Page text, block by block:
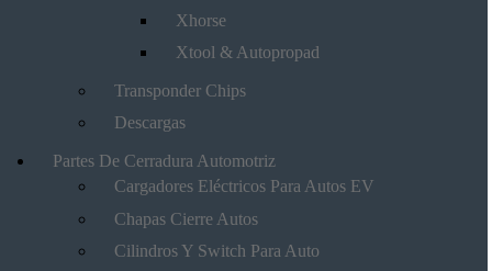
Xhorse
Xtool & Autopropad
Transponder Chips
Descargas
Partes De Cerradura Automotriz
Cargadores Eléctricos Para Autos EV
Chapas Cierre Autos
Cilindros Y Switch Para Auto